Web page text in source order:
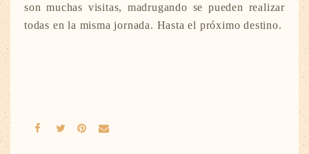
son muchas visitas, madrugando se pueden realizar
todas en la misma jornada. Hasta el próximo destino.